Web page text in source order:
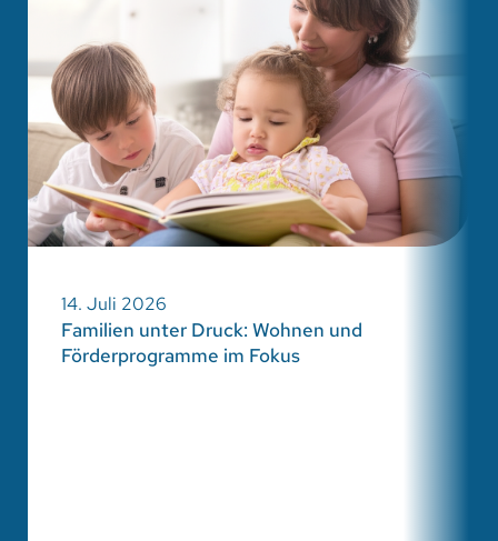
14. Juli 2026
Familien unter Druck: Wohnen und
Förderprogramme im Fokus